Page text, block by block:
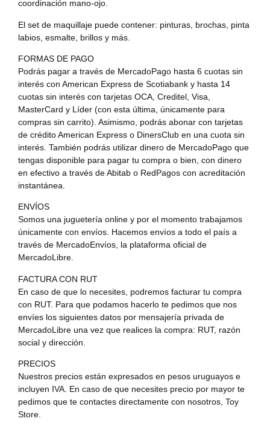
coordinación mano-ojo.
El set de maquillaje puede contener: pinturas, brochas, pinta
labios, esmalte, brillos y más.
FORMAS DE PAGO
Podrás pagar a través de MercadoPago hasta 6 cuotas sin
interés con American Express de Scotiabank y hasta 14
cuotas sin interés con tarjetas OCA, Creditel, Visa,
MasterCard y Líder (con esta última, únicamente para
compras sin carrito). Asimismo, podrás abonar con tarjetas
de crédito American Express o DinersClub en una cuota sin
interés. También podrás utilizar dinero de MercadoPago que
tengas disponible para pagar tu compra o bien, con dinero
en efectivo a través de Abitab o RedPagos con acreditación
instantánea.
ENVÍOS
Somos una juguetería online y por el momento trabajamos
únicamente con envíos. Hacemos envíos a todo el país a
través de MercadoEnvíos, la plataforma oficial de
MercadoLibre.
FACTURA CON RUT
En caso de que lo necesites, podremos facturar tu compra
con RUT. Para que podamos hacerlo te pedimos que nos
envíes los siguientes datos por mensajería privada de
MercadoLibre una vez que realices la compra: RUT, razón
social y dirección.
PRECIOS
Nuestros precios están expresados en pesos uruguayos e
incluyen IVA. En caso de que necesites precio por mayor te
pedimos que te contactes directamente con nosotros, Toy
Store.